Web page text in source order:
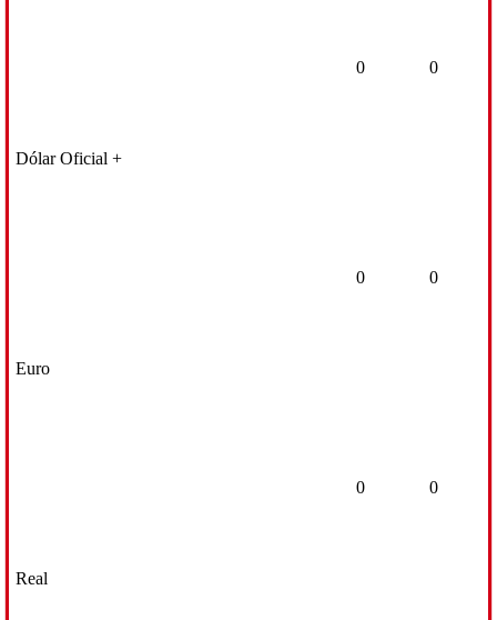
Dólar Oficial +
0 0
Euro
0 0
Real
0 0